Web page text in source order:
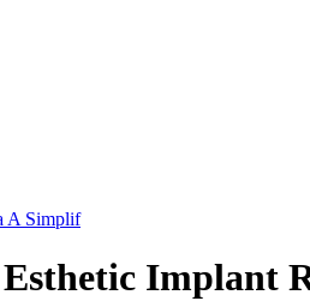
Esthetic Implant